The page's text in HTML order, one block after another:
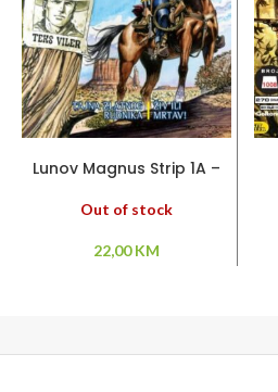
Lunov Magnus Strip 1A –
Živ ili mrtav
Out of stock
22,00KM